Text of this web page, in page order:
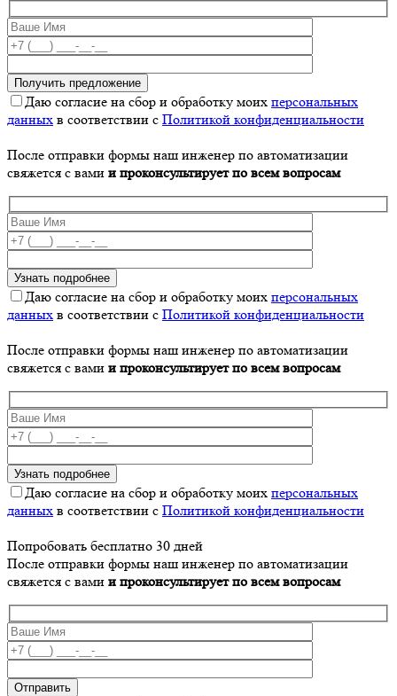
Даю согласие на сбор и обработку моих персональных
данных в соответствии с Политикой конфиденциальности
После отправки формы наш инженер по автоматизации
свяжется с вами и проконсультирует по всем вопросам
Даю согласие на сбор и обработку моих персональных
данных в соответствии с Политикой конфиденциальности
После отправки формы наш инженер по автоматизации
свяжется с вами и проконсультирует по всем вопросам
Даю согласие на сбор и обработку моих персональных
данных в соответствии с Политикой конфиденциальности
Попробовать бесплатно 30 дней
После отправки формы наш инженер по автоматизации
свяжется с вами и проконсультирует по всем вопросам